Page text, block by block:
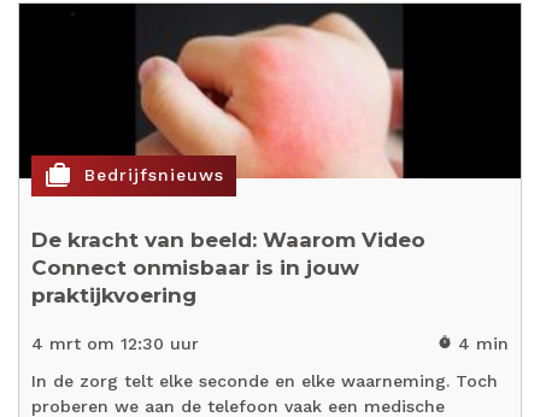
cases Bedrijfsnieuws
De kracht van beeld: Waarom Video
Connect onmisbaar is in jouw
praktijkvoering
4 mrt om 12:30 uur timer 4 min
In de zorg telt elke seconde en elke waarneming. Toch
proberen we aan de telefoon vaak een medische